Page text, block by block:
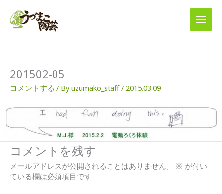
201502-05
コメントする / Byuzumako_staff/ 2015.03.09
コメントを残す
メールアドレスが公開されることはありません。 ※ が付い
ている欄は必須項目です